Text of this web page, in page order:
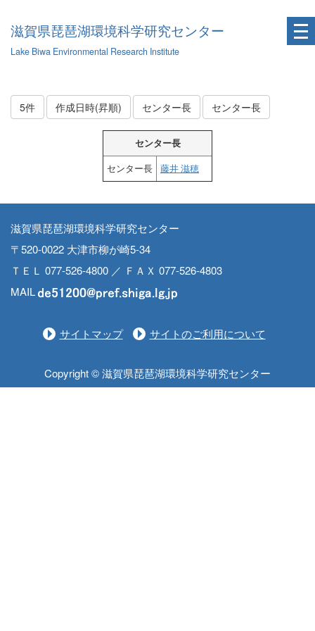
滋賀県琵琶湖環境科学研究センター
Lake Biwa Environmental Research Institute
5件 作成日時(昇順) センター長 センター長
センター長
センター長
藤井 滋穂
滋賀県琵琶湖環境科学研究センター
〒520-0022 大津市柳が崎5-34
ＴＥＬ 077-526-4800 ／ ＦＡＸ 077-526-4803
MAIL
サイトマップ サイトのご利用について
Copyright © 滋賀県琵琶湖環境科学研究センター